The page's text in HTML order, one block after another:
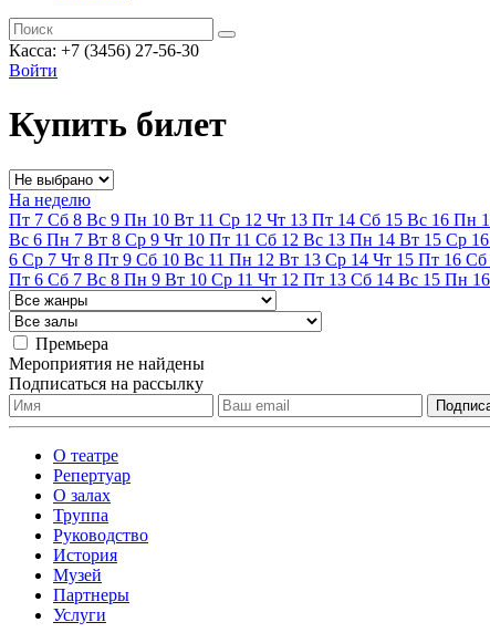
Касса: +7 (3456) 27-56-30
Войти
Купить билет
На неделю
Пт 7 Сб 8 Вс 9 Пн 10 Вт 11 Ср 12 Чт 13 Пт 14 Сб 15 Вс 16 Пн
Вс 6 Пн 7 Вт 8 Ср 9 Чт 10 Пт 11 Сб 12 Вс 13 Пн 14 Вт 15 Ср 16
6 Ср 7 Чт 8 Пт 9 Сб 10 Вс 11 Пн 12 Вт 13 Ср 14 Чт 15 Пт 16 Сб
Пт 6 Сб 7 Вс 8 Пн 9 Вт 10 Ср 11 Чт 12 Пт 13 Сб 14 Вс 15 Пн 16
Премьера
Мероприятия не найдены
Подписаться на рассылку
О театре
Репертуар
О залах
Труппа
Руководство
История
Музей
Партнеры
Услуги